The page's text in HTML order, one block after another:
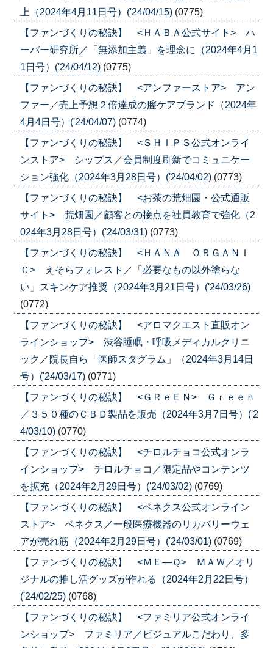
上（2024年4月11日号）('24/04/15) (0775)
【ファンづくりの秘訣】 <ＨＡＢＡ公式サイト> ハ
ーバー研究所／「無添加主義」を理念に（2024年4月1
1日号）('24/04/12) (0775)
【ファンづくりの秘訣】 <アンファーストア> アン
ファー／売上予想２倍達成の膣ケアブランド（2024年
4月4日号）('24/04/07) (0774)
【ファンづくりの秘訣】 <ＳＨＩＰＳ公式オンライ
ンストア> シップス／会員制度刷新でコミュニケー
ション強化（2024年3月28日号）('24/04/02) (0773)
【ファンづくりの秘訣】 <お茶の荒畑園・公式通販
サイト> 荒畑園／顧客との接点を社員教育で強化（2
024年3月28日号）('24/03/31) (0773)
【ファンづくりの秘訣】 <ＨＡＮＡ ＯＲＧＡＮＩ
Ｃ> えそらフォレスト／「必要なもの以外塗らな
い」スキンケア推奨（2024年3月21日号）('24/03/26)
(0772)
【ファンづくりの秘訣】 <アロマクエスト直販オン
ラインショップ> 渋谷睡眠・呼吸メディカルクリニ
ック／院長自ら「医師スタグラム」（2024年3月14日
号）('24/03/17) (0771)
【ファンづくりの秘訣】 <ＧＲｅＥＮ> Ｇｒｅｅｎ
／３５０種のＣＢＤ製品を販売（2024年3月7日号）('2
4/03/10) (0770)
【ファンづくりの秘訣】 <チロルチョコ公式オンラ
インショップ> チロルチョコ／限定品やコンテンツ
を拡充（2024年2月29日号）('24/03/02) (0769)
【ファンづくりの秘訣】 <ベネクス公式オンライン
ストア> ベネクス／一般医療機器のリカバリーウェ
アが売れ筋（2024年2月29日号）('24/03/01) (0769)
【ファンづくりの秘訣】 <ＭＥ―Ｑ> ＭＡＷ／オリ
ジナルの推し活グッズが作れる（2024年2月22日号）
('24/02/25) (0768)
【ファンづくりの秘訣】 <ファミリア公式オンライ
ンショップ> ファミリア／ビジュアルこだわり、多